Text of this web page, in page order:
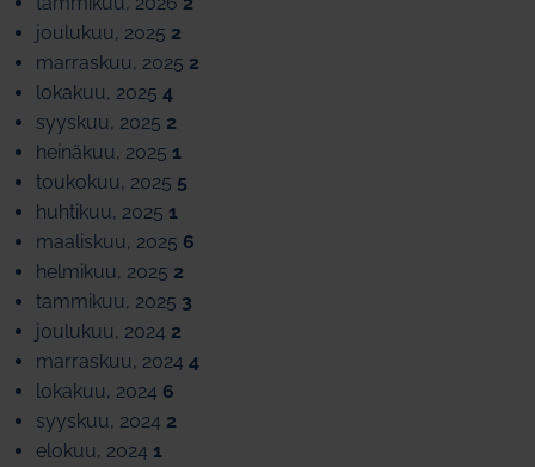
joulukuu, 2025 2
marraskuu, 2025 2
lokakuu, 2025 4
syyskuu, 2025 2
heinäkuu, 2025 1
toukokuu, 2025 5
huhtikuu, 2025 1
maaliskuu, 2025 6
helmikuu, 2025 2
tammikuu, 2025 3
joulukuu, 2024 2
marraskuu, 2024 4
lokakuu, 2024 6
syyskuu, 2024 2
elokuu, 2024 1